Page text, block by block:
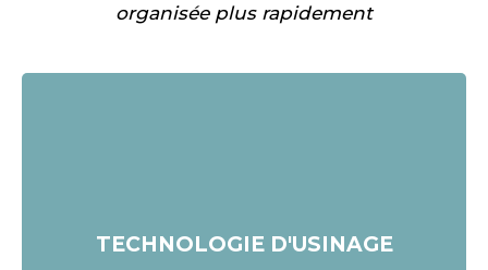
organisée plus rapidement
TECHNOLOGIE D'USINAGE
Postuler